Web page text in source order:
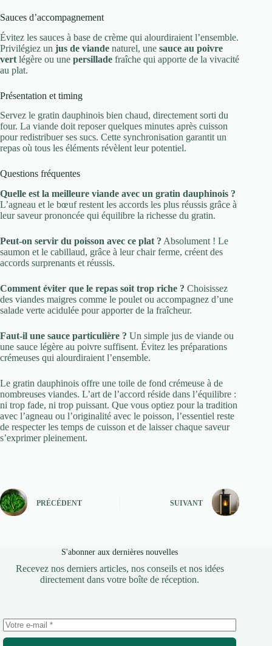
Sauces d’accompagnement
Évitez les sauces à base de crème qui alourdiraient l’ensemble.
Privilégiez un jus de viande naturel, une sauce au poivre
vert légère ou une persillade fraîche qui apporte de la vivacité
au plat.
Présentation et timing
Servez le gratin dauphinois bien chaud, directement sorti du
four. La viande doit reposer quelques minutes après cuisson
pour redistribuer ses sucs. Cette synchronisation garantit un
repas où tous les éléments révèlent leur potentiel.
Questions fréquentes
Quelle est la meilleure viande avec un gratin dauphinois ?
L’agneau et le bœuf restent les accords les plus réussis grâce à
leur saveur prononcée qui équilibre la richesse du gratin.
Peut-on servir du poisson avec ce plat ? Absolument ! Le
saumon et le cabillaud, grâce à leur chair ferme, créent des
accords surprenants et réussis.
Comment éviter que le repas soit trop riche ? Choisissez
des viandes maigres comme le poulet ou accompagnez d’une
salade verte acidulée pour apporter de la fraîcheur.
Faut-il une sauce particulière ? Un simple jus de viande ou
une sauce légère au poivre suffisent. Évitez les préparations
crémeuses qui alourdiraient l’ensemble.
Le gratin dauphinois offre une toile de fond crémeuse à de
nombreuses viandes. L’art de l’accord réside dans l’équilibre :
ni trop fade, ni trop puissant. Que vous optiez pour la tradition
avec l’agneau ou l’originalité avec le poisson, l’essentiel reste
de respecter les temps de cuisson et de laisser chaque saveur
s’exprimer pleinement.
PRÉCÉDENT SUIVANT
S'abonner aux dernières nouvelles
Recevez nos derniers articles, nos conseils et nos idées
directement dans votre boîte de réception.